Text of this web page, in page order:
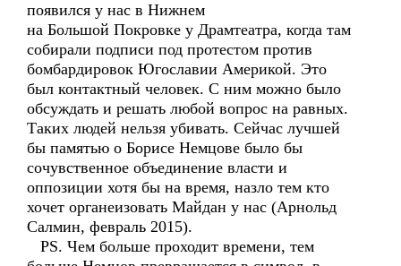
появился у нас в Нижнем
на Большой Покровке у Драмтеатра, когда там
собирали подписи под протестом против
бомбардировок Югославии Америкой. Это
был контактный человек. С ним можно было
обсуждать и решать любой вопрос на равных.
Таких людей нельзя убивать. Сейчас лучшей
бы памятью о Борисе Немцове было бы
сочувственное объединение власти и
оппозиции хотя бы на время, назло тем кто
хочет органеизовать Майдан у нас (Арнольд
Салмин, февраль 2015).
PS. Чем больше проходит времени, тем